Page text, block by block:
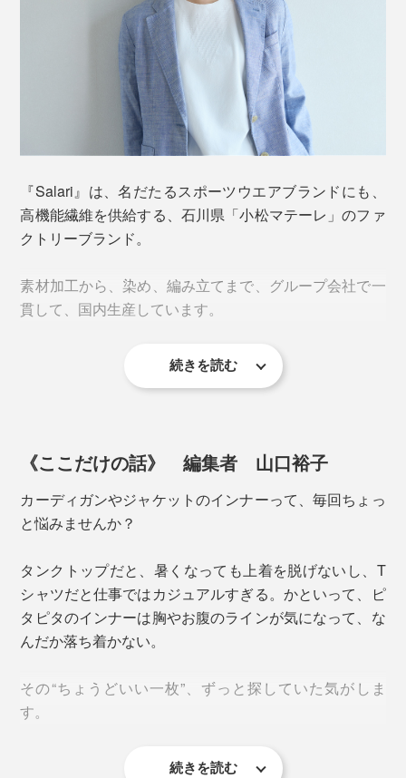
ンスのなせる技。
ループを連続させた構造の経（たて）編みのナイロンニ
ット生地を、染めの工程で、加熱収縮。ゆるいバネがギ
ュッと圧縮するように、押し返す力を高めています。
とがないほどグイ〜ンと伸びて、手を離せば元通り。
この伸縮性の高さのおかげで、
ワンサイズでもたいてい
の体形にフィット
。動きを妨げず、ストレスなく着られ
ます。
場所によって、編み方を変えているのもポイント。ボデ
ィは下着が透けにくい鹿の子調、汗をかきやすい首・
脇・背中はメッシュ編みに切り替えています。
さらに、汗をかいても、生地が濡れた感覚になる前に乾
いて、ムレずベタつかず、いつもサラサラ。気加熱によ
って体温がスッと奪われるので、ひんやりとした着心地
が続きます。
紫外線防止、吸水速乾、制菌機能（SEKマーク取得）
は、繰り返し洗濯しても効果を持続。頼もしさも、ちゃ
『Salari』は、名だたるスポーツウエアブランドにも、
高機能繊維を供給する、石川県「小松マテーレ」のファ
クトリーブランド。
素材加工から、染め、編み立てまで、グループ会社で一
貫して、国内生産しています。
続きを読む
《ここだけの話》 編集者 山口裕子
カーディガンやジャケットのインナーって、毎回ちょっ
と悩みませんか？
タンクトップだと、暑くなっても上着を脱げないし、T
シャツだと仕事ではカジュアルすぎる。かといって、ピ
タピタのインナーは胸やお腹のラインが気になって、な
んだか落ち着かない。
その“ちょうどいい一枚”、ずっと探していた気がしま
す。
続きを読む